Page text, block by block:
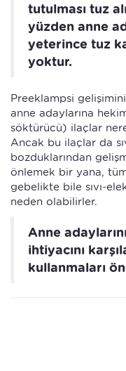
tutulması tuz
yüzden anne
yeterince tuz
yoktur.
Preeklampsi
anne adaylarına
söktürücü) ilaçlar
Ancak bu ilaçlar da
bozduklarından
önlemek bir yana,
gebelikte bile sıvı-
neden olabilirler.
Anne
ihtiyacını
kullanmaları